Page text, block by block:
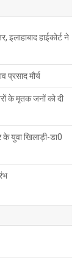
हाईकोर्ट ने
मौर्य
के मृतक जनों को दी
युवा खिलाड़ी-डा0